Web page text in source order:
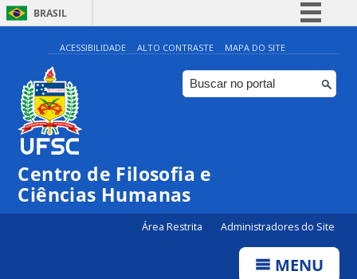
BRASIL
Simplifique!
Comunica BR
Participe
ACESSIBILIDADE ALTO CONTRASTE MAPA DO SITE
Centro de Filosofia e
Ciências Humanas
Área Restrita Administradores do Site
MENU